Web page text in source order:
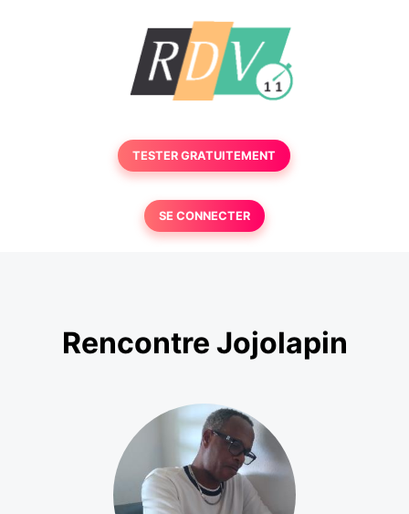
TESTER GRATUITEMENT
SE CONNECTER
Rencontre Jojolapin